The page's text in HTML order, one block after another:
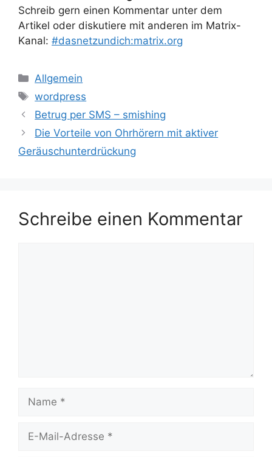
Schreib gern einen Kommentar unter dem
Artikel oder diskutiere mit anderen im Matrix-
Kanal: #dasnetzundich:matrix.org
Kategorien
Allgemein
Schlagwörter
wordpress
Betrug per SMS – smishing
Die Vorteile von Ohrhörern mit aktiver
Geräuschunterdrückung
Schreibe einen Kommentar
Name